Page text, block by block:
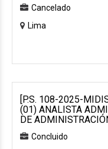
Cancelado
Lima
[P.S. 108-2025-
(01) ANALISTA
DE
Concluido